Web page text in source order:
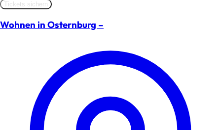
Tickets sichern
Wohnen in Osternburg –